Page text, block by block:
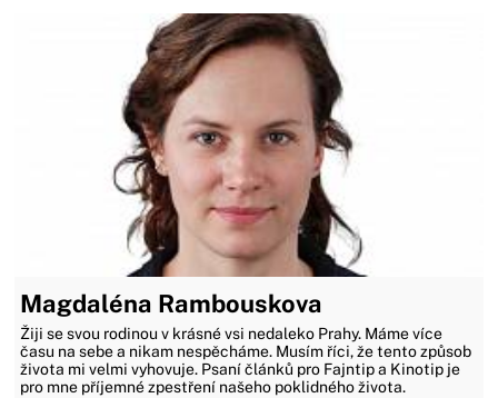
Magdaléna Rambouskova
Žiji se svou rodinou v krásné vsi nedaleko Prahy. Máme více
času na sebe a nikam nespěcháme. Musím říci, že tento způsob
života mi velmi vyhovuje. Psaní článků pro Fajntip a Kinotip je
pro mne příjemné zpestření našeho poklidného života.